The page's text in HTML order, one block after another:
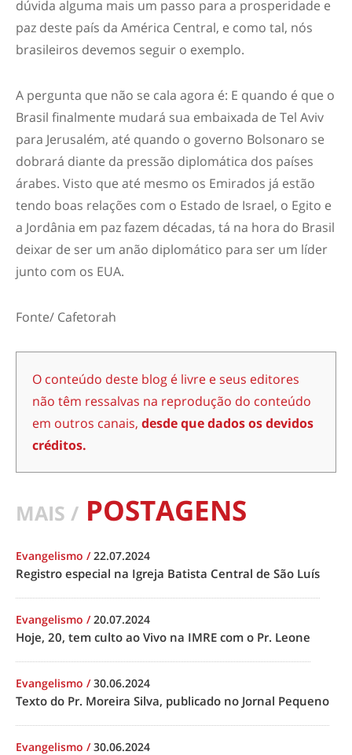
dúvida alguma mais um passo para a prosperidade e
paz deste país da América Central, e como tal, nós
brasileiros devemos seguir o exemplo.
A pergunta que não se cala agora é: E quando é que o
Brasil finalmente mudará sua embaixada de Tel Aviv
para Jerusalém, até quando o governo Bolsonaro se
dobrará diante da pressão diplomática dos países
árabes. Visto que até mesmo os Emirados já estão
tendo boas relações com o Estado de Israel, o Egito e
a Jordânia em paz fazem décadas, tá na hora do Brasil
deixar de ser um anão diplomático para ser um líder
junto com os EUA.
Fonte/ Cafetorah
O conteúdo deste blog é livre e seus editores
não têm ressalvas na reprodução do conteúdo
em outros canais, desde que dados os devidos
créditos.
MAIS / POSTAGENS
Evangelismo /22.07.2024
Registro especial na Igreja Batista Central de São Luís
Evangelismo /20.07.2024
Hoje, 20, tem culto ao Vivo na IMRE com o Pr. Leone
Evangelismo /30.06.2024
Texto do Pr. Moreira Silva, publicado no Jornal Pequeno
Evangelismo /30.06.2024